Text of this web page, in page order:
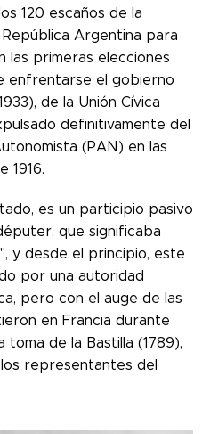
120 escaños de la
Argentina para
las primeras elecciones
enfrentarse el gobierno
de la Unión Cívica
definitivamente del
(PAN) en las
1916.
es un participio pasivo
que significaba
y desde el principio, este
por una autoridad
pero con el auge de las
en Francia durante
toma de la Bastilla (1789),
representantes del